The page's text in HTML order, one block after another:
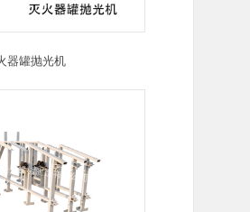
器罐抛光机